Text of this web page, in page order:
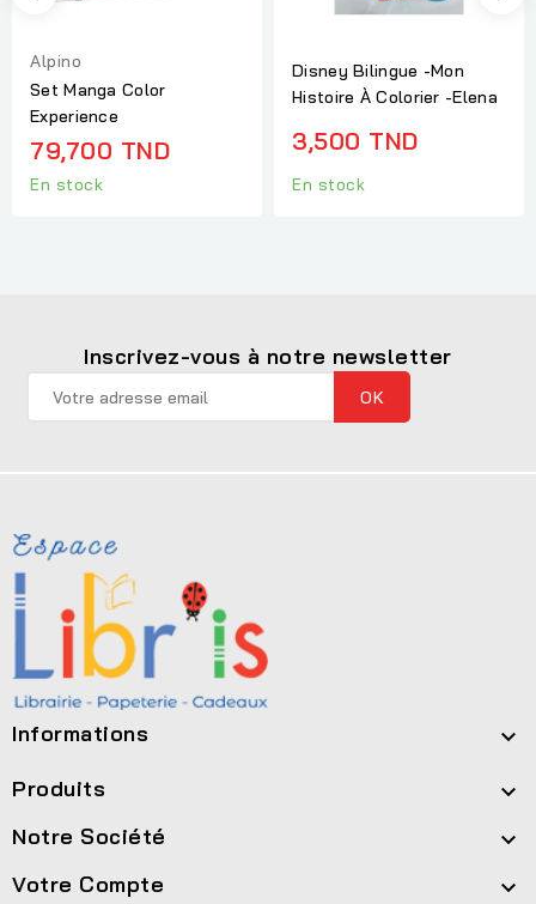
Alpino
Set Manga Color
Experience
79,700 TND
En stock
Disney Bilingue -Mon
Histoire À Colorier -Elena
3,500 TND
En stock
Inscrivez-vous à notre newsletter
Informations 
Produits 
Notre Société 
Votre Compte 